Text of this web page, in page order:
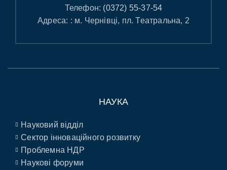
Телефон: (0372) 55-37-54
Адреса: : м. Чернівці, пл. Театральна, 2
НАУКА
Науковий відділ
Сектор інноваційного розвитку
Проблемна НДР
Наукові форуми